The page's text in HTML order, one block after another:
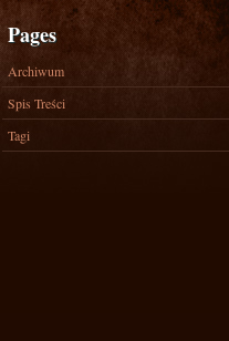
Pages
Archiwum
Spis Treści
Tagi